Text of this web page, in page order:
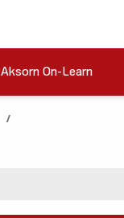
Aksorn On-Learn
/